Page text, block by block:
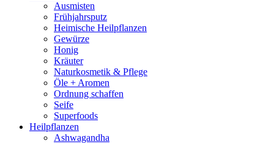
Ausmisten
Frühjahrsputz
Heimische Heilpflanzen
Gewürze
Honig
Kräuter
Naturkosmetik & Pflege
Öle + Aromen
Ordnung schaffen
Seife
Superfoods
Heilpflanzen
Ashwagandha